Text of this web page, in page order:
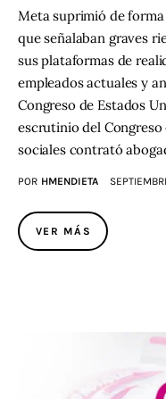
Meta suprimió de
que señalaban graves
sus plataformas de
empleados actuales y
Congreso de Estados
escrutinio del Congreso
sociales contrató
POR HMENDIETA
VER MÁS